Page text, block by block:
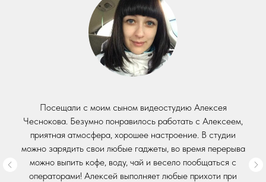
Посещали с моим сыном видеостудию Алексея
Чеснокова. Безумно понравилось работать с Алексеем,
приятная атмосфера, хорошее настроение. В студии
можно зарядить свои любые гаджеты, во время перерыва
можно выпить кофе, воду, чай и весело пообщаться с
операторами! Алексей выполняет любые прихоти при